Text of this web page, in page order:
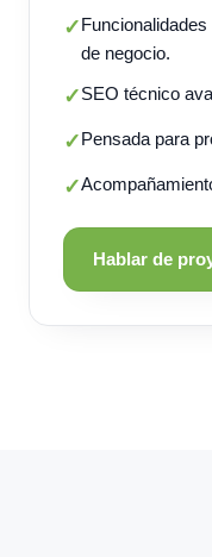
✓
de negocio.
✓SEO técnico
✓Pensada para
✓
Hablar de